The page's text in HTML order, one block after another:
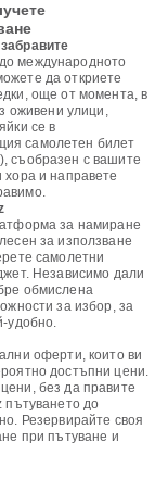
международното
да откриете
още от момента, в
оживени улици,
се в
самолетен билет
съобразен с вашите
и направете
за намиране
за използване
самолетни
Независимо дали
обмислена
за избор, за
удобно.
оферти, които ви
достъпни цени.
без да правите
пътуването до
Резервирайте своя
при пътуване и